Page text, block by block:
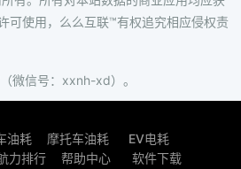
可使用，么么互联™有权追究相应侵权责
微信号：xxnh-xd）。
油耗 摩托车油耗
EV电耗
力排行 帮助中心 软件下载